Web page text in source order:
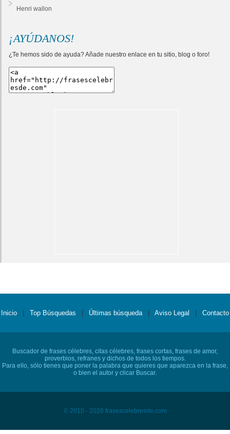
Henri wallon
¡AYÚDANOS!
¿Te hemos sido de ayuda? Añade nuestro enlace en tu sitio, blog o foro!
Inicio Top Búsquedas Últimas búsqueda Aviso Legal Contacto
Buscador de frases célebres, citas célebres, frases cortas, frases de amor,
proverbios, refranes y dichos de todos los tiempos.
Para ello, sólo tienes que poner la palabra que quieres que aparezca en la frase,
o bien el autor y clicar Buscar.
© 2010 - 2026 frasescelebresde.com